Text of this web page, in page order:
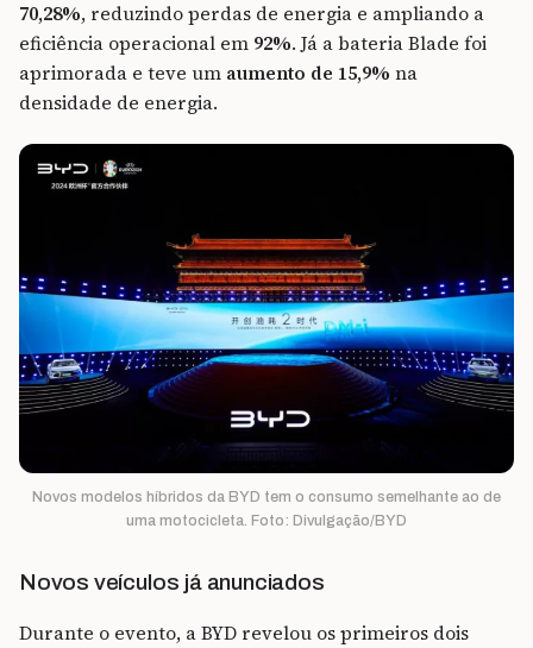
70,28%, reduzindo perdas de energia e ampliando a
eficiência operacional em 92%. Já a bateria Blade foi
aprimorada e teve um aumento de 15,9% na
densidade de energia.
Novos modelos híbridos da BYD tem o consumo semelhante ao de
uma motocicleta. Foto: Divulgação/BYD
Novos veículos já anunciados
Durante o evento, a BYD revelou os primeiros dois